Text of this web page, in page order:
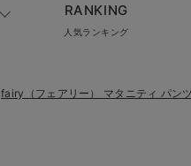
RANKING
人気ランキング
fairy（フェアリー） マタニティ パンツ